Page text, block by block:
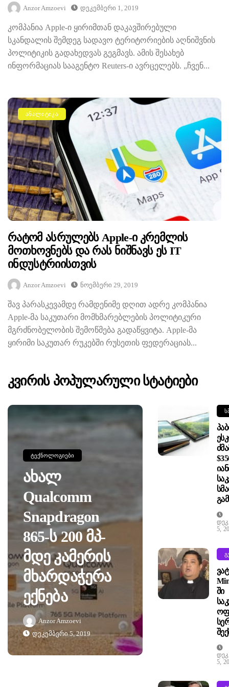
Anzor Amzoevi Დეკემბერი 1, 2019
კომპანია Apple-ი ყირიმთან დაკავშირებული
სკანდალის შემდეგ სადავო ტერიტორიების აღნიშვნის
პოლიტიკის გადახედვას გეგმავს. ამის შესახებ
ინფორმაციას სააგენტო Reuters-ი ავრცელებს. „ჩვენ...
ᲐᲜᲐᲚᲘᲢᲘᲙᲐ
Რატომ Ასრულებს Apple-Ი Კრემლის
Მოთხოვნებს Და Რას Ნიშნავს Ეს IT
Ინდუსტრიისთვის
Anzor Amzoevi Ნოემბერი 29, 2019
შავ პარასკევამდე რამდენიმე დღით ადრე კომპანია
Apple-მა საკუთარი მომხმარებლების პოლიტიკური
მგრძნობელობის შემოწმება გადაწყვიტა. Apple-მა
ყირიმი საკუთარ რუკებში რუსეთის ფედერაციას...
Კვირის Პოპულარული Სტატიები
ᲢᲔᲥᲜᲝᲚᲝᲒᲘᲔᲑᲘ
Ახალ
Qualcomm
Snapdragon
865-Ს 200 Მპ-
Მდე Კამერის
Მხარდაჭერა
Ექნება
Anzor Amzoevi
Დეკემბერი 5, 2019
5,
Ში
5,